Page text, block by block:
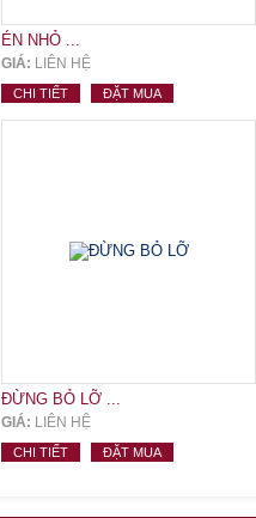
ÉN NHỎ ...
GIÁ: LIÊN HỆ
CHI TIẾT ĐẶT MUA
ĐỪNG BỎ LỠ ...
GIÁ: LIÊN HỆ
CHI TIẾT ĐẶT MUA